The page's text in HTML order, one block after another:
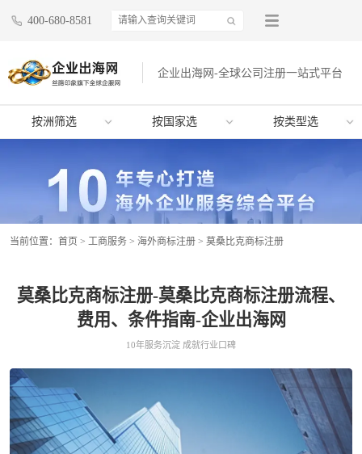
400-680-8581
企业出海网-全球公司注册一站式平台
按洲筛选 按国家选 按类型选
当前位置： 首页 > 工商服务 > 海外商标注册 > 莫桑比克商标注册
莫桑比克商标注册-莫桑比克商标注册流程、
费用、条件指南-企业出海网
10年服务沉淀 成就行业口碑